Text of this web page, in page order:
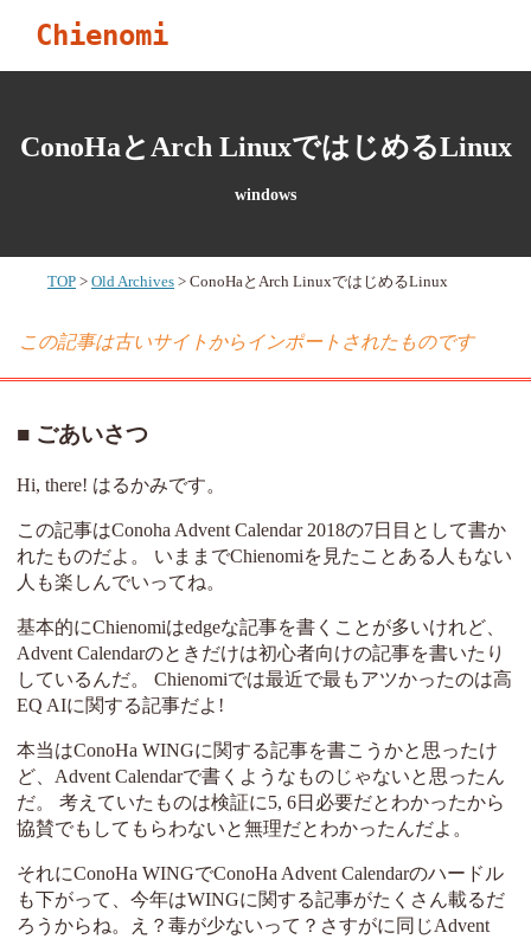
Chienomi
ConoHaとArch LinuxではじめるLinux
windows
TOP Old Archives ConoHaとArch LinuxではじめるLinux
この記事は古いサイトからインポートされたものです
ごあいさつ
Hi, there! はるかみです。
この記事はConoha Advent Calendar 2018の7日目として書か
れたものだよ。 いままでChienomiを見たことある人もない
人も楽しんでいってね。
基本的にChienomiはedgeな記事を書くことが多いけれど、
Advent Calendarのときだけは初心者向けの記事を書いたり
しているんだ。 Chienomiでは最近で最もアツかったのは高
EQ AIに関する記事だよ!
本当はConoHa WINGに関する記事を書こうかと思ったけ
ど、Advent Calendarで書くようなものじゃないと思ったん
だ。 考えていたものは検証に5, 6日必要だとわかったから
協賛でもしてもらわないと無理だとわかったんだよ。
それにConoHa WINGでConoHa Advent Calendarのハードル
も下がって、今年はWINGに関する記事がたくさん載るだ
ろうからね。え？毒が少ないって？さすがに同じAdvent